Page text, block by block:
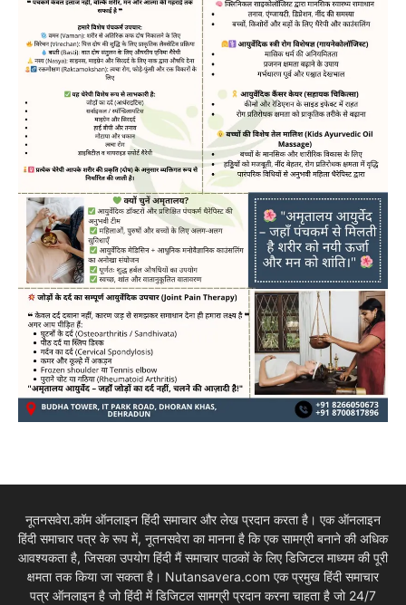
नूतनसवेरा.कॉम ऑनलाइन हिंदी समाचार और लेख प्रदान करता है। एक ऑनलाइन
हिंदी समाचार पत्र के रूप में, नूतनसवेरा का मानना है कि एक सामग्री बनाने की अधिक
आवश्यकता है, जिसका उपयोग हिंदी मैं समाचार पाठकों के लिए डिजिटल माध्यम की पूरी
क्षमता तक किया जा सकता है। Nutansavera.com एक प्रमुख हिंदी समाचार
पत्र ऑनलाइन है जो हिंदी में डिजिटल सामग्री प्रदान करना चाहता है जो 24/7